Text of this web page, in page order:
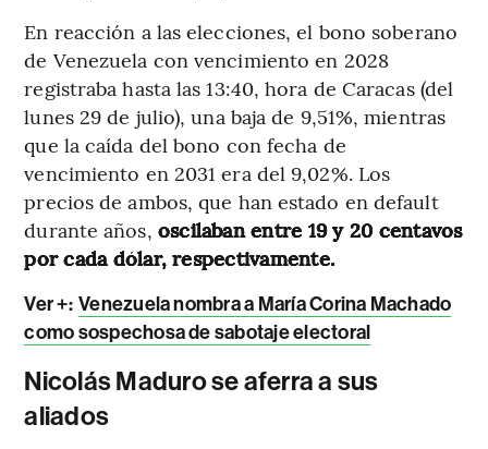
En reacción a las elecciones, el bono soberano
de Venezuela con vencimiento en 2028
registraba hasta las 13:40, hora de Caracas (del
lunes 29 de julio), una baja de 9,51%, mientras
que la caída del bono con fecha de
vencimiento en 2031 era del 9,02%. Los
precios de ambos, que han estado en default
durante años, oscilaban entre 19 y 20 centavos
por cada dólar, respectivamente.
Ver +: Venezuela nombra a María Corina Machado
como sospechosa de sabotaje electoral
Nicolás Maduro se aferra a sus
aliados